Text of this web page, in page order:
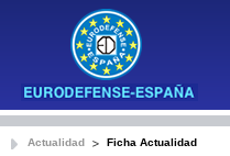
Actualidad Ficha Actualidad